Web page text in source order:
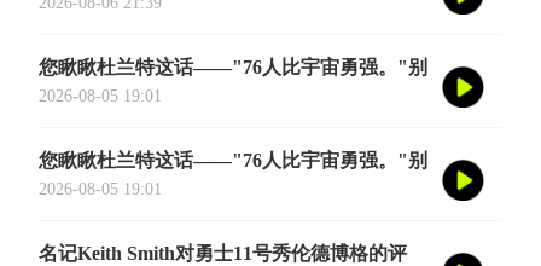
您瞅瞅杜兰特这话——"76人比宇宙勇强。"别
觉得他是谦虚或者脑子进水了，我给您掰开了
2026-08-05 19:01
您瞅瞅杜兰特这话——"76人比宇宙勇强。"别
觉得他是谦虚或者脑子进水了，我给您掰开了
2026-08-05 19:01
名记Keith Smith对勇士11号秀伦德博格的评